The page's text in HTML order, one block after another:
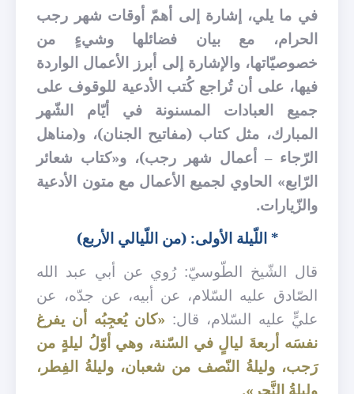
في ما يلي، إشارة إلى أهمّ أوقات شهر رجب
الحرام، مع بيان فضائلها وشيءٍ من
خصوصيّاتها، والإشارة إلى أبرز الأعمال الواردة
فيها، على أن تُراجع كُتب الأدعية للوقوف على
جميع العبادات المسنونة في أيّام الشّهر
المبارك، مثل كتاب (مفاتيح الجنان)، و(مناهل
الرّجاء – أعمال شهر رجب)، و«كتاب شعائر
الرّابع» الحاوي لجميع الأعمال مع متون الأدعية
والزّيارات.
* اللّيلة الأولى: (من اللّيالي الأربع)
قال الشّيخ الطّوسيّ: رُوي عن أبي عبد الله
الصّادق عليه السّلام، عن أبيه، عن جدّه، عن
عليٍّ عليه السّلام، قال: «كان يُعجِبُه أن يفرغ
نفسَه أربعةَ ليالٍ في السّنة، وهي أوّلُ ليلةٍ من
رَجب، وليلةُ النّصف من شعبان، وليلةُ الفِطر،
وليلةُ النَّحر».